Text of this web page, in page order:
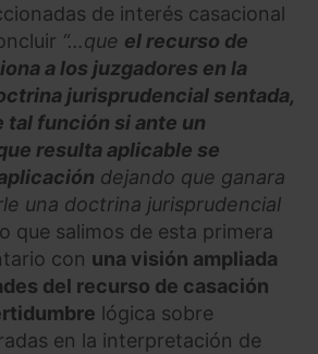
de interés casacional
“…que el recurso de
a los juzgadores en la
jurisprudencial sentada,
función si ante un
resulta aplicable se
dejando que ganara
una doctrina jurisprudencial
que salimos de esta primera
con una visión ampliada
del recurso de casación
lógica sobre
en la interpretación de